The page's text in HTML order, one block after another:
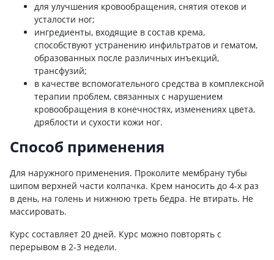
для улучшения кровообращения, снятия отеков и
усталости ног;
ингредиенты, входящие в состав крема,
способствуют устранению инфильтратов и гематом,
образованных после различных инъекций,
трансфузий;
в качестве вспомогательного средства в комплексной
терапии проблем, связанных с нарушением
кровообращения в конечностях, изменениях цвета,
дряблости и сухости кожи ног.
Способ применения
Для наружного применения. Проколите мембрану тубы
шипом верхней части колпачка. Крем наносить до 4-х раз
в день, на голень и нижнюю треть бедра. Не втирать. Не
массировать.
Курс составляет 20 дней. Курс можно повторять с
перерывом в 2-3 недели.